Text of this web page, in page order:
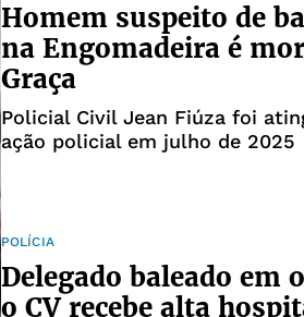
Homem suspeito de
na Engomadeira é
Graça
Policial Civil Jean Fiúza foi
ação policial em julho de 2025
POLÍCIA
Delegado baleado em
o CV recebe alta